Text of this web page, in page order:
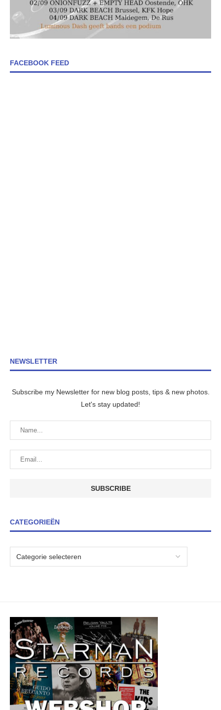
FACEBOOK FEED
NEWSLETTER
Subscribe my Newsletter for new blog posts, tips & new photos.
Let's stay updated!
CATEGORIEËN